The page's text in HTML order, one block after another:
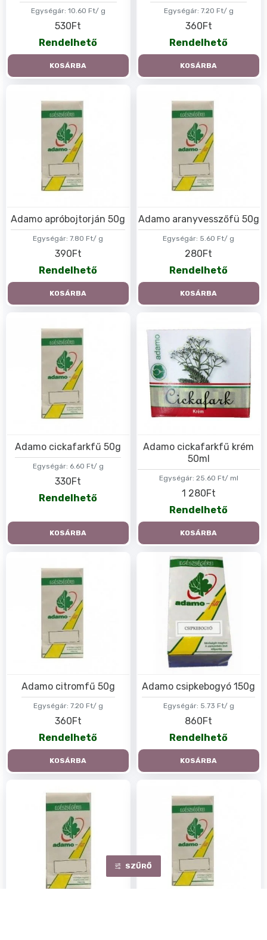
Egységár: 10.60 Ft/ g
530Ft
Rendelhető
KOSÁRBA
Egységár: 7.20 Ft/ g
360Ft
Rendelhető
KOSÁRBA
Egységár: 7.80 Ft/ g
Adamo apróbojtorján 50g
390Ft
Rendelhető
KOSÁRBA
Egységár: 5.60 Ft/ g
Adamo aranyvesszőfü 50g
280Ft
Rendelhető
KOSÁRBA
Egységár: 6.60 Ft/ g
Adamo cickafarkfű 50g
330Ft
Rendelhető
KOSÁRBA
Egységár: 25.60 Ft/ ml
Adamo cickafarkfű krém
50ml
1 280Ft
Rendelhető
KOSÁRBA
Egységár: 7.20 Ft/ g
Adamo citromfű 50g
360Ft
Rendelhető
KOSÁRBA
Egységár: 5.73 Ft/ g
Adamo csipkebogyó 150g
860Ft
Rendelhető
KOSÁRBA
SZŰRŐ